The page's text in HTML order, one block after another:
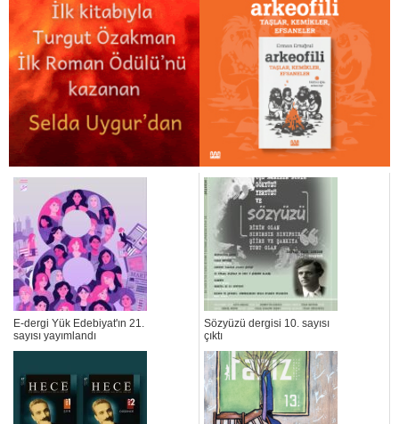
E-dergi Yük Edebiyat'ın 21.
sayısı yayımlandı
Sözyüzü dergisi 10. sayısı
çıktı